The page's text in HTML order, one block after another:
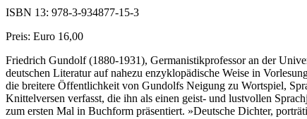
ISBN 13: 978-3-934877-15-3
Preis: Euro 16,00
Friedrich Gundolf (1880-1931), Germanistikprofessor an der
deutschen Literatur auf nahezu enzyklopädische Weise in
die breitere Öffentlichkeit von Gundolfs Neigung zu Wortspiel,
Knittelversen verfasst, die ihn als einen geist- und lustvollen
zum ersten Mal in Buchform präsentiert. »Deutsche Dichter,